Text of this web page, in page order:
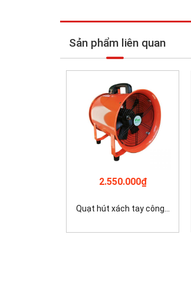
Sản phẩm liên quan
2.550.000₫
Quạt hút xách tay công...